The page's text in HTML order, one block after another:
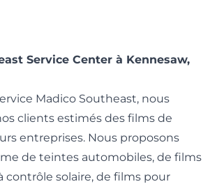
Service Center à Kennesaw,
Madico Southeast, nous
clients estimés des films de
entreprises. Nous proposons
de teintes automobiles, de films
contrôle solaire, de films pour